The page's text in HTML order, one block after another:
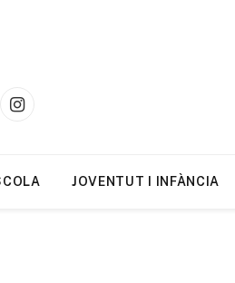
Instagram
JOVENTUT I INFÀNCIA